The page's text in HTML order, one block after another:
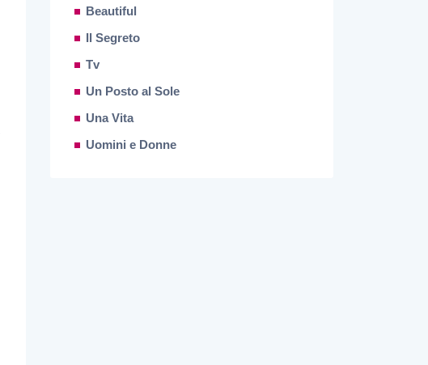
Beautiful
Il Segreto
Tv
Un Posto al Sole
Una Vita
Uomini e Donne